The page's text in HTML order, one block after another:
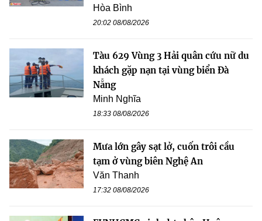
Hòa Bình
20:02 08/08/2026
Tàu 629 Vùng 3 Hải quân cứu nữ du
khách gặp nạn tại vùng biển Đà
Nẵng
Minh Nghĩa
18:33 08/08/2026
Mưa lớn gây sạt lở, cuốn trôi cầu
tạm ở vùng biên Nghệ An
Văn Thanh
17:32 08/08/2026